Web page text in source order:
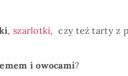
, szarlotki, czy też tarty z
i owocami?